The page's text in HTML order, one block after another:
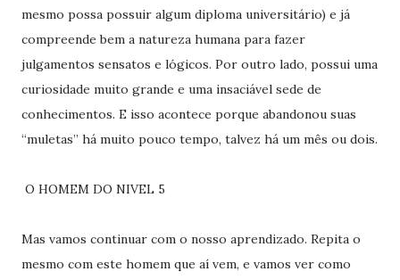
mesmo possa possuir algum diploma universitário) e já
compreende bem a natureza humana para fazer
julgamentos sensatos e lógicos. Por outro lado, possui uma
curiosidade muito grande e uma insaciável sede de
conhecimentos. E isso acontece porque abandonou suas
“muletas” há muito pouco tempo, talvez há um mês ou dois.
O HOMEM DO NIVEL 5
Mas vamos continuar com o nosso aprendizado. Repita o
mesmo com este homem que aí vem, e vamos ver como